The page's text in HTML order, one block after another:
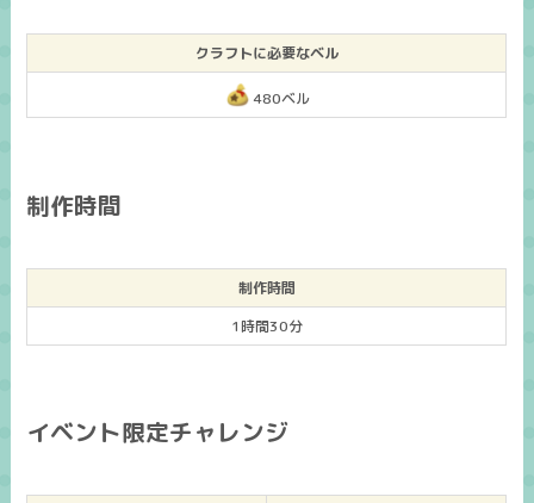
クラフトに必要なベル
480ベル
制作時間
制作時間
1時間30分
イベント限定チャレンジ